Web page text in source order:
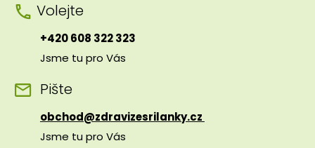
Volejte
+420 608 322 323
Jsme tu pro Vás
Pište
obchod@zdravizesrilanky.cz
Jsme tu pro Vás